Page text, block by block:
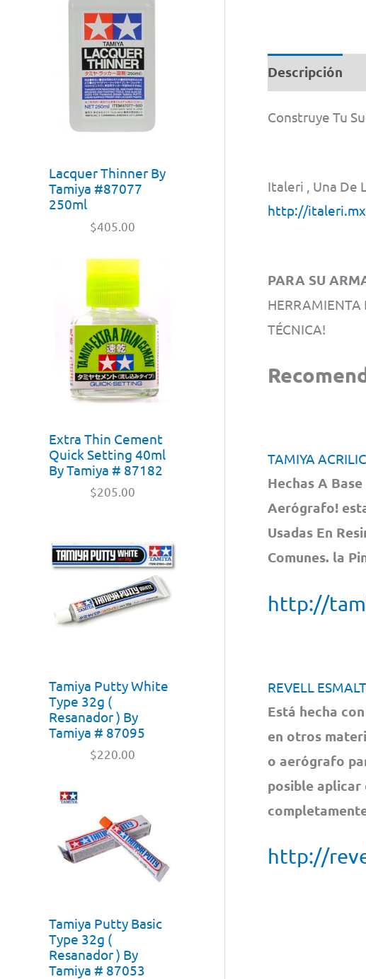
Lacquer Thinner By
Tamiya #87077
250ml
$405.00
Extra Thin Cement
Quick Setting 40ml
By Tamiya # 87182
$205.00
Tamiya Putty White
Type 32g (
Resanador ) By
Tamiya # 87095
$220.00
Tamiya Putty Basic
Type 32g (
Resanador ) By
Tamiya # 87053
Descripción
Construye Tu
Italeri , Una De
http://italeri.mx
PARA SU
TÉCNICA!
TAMIYA
Hechas A
Aerógrafo!
Usadas En
Comunes. la
http://
REVELL
Está hecha
en otros
o aerógrafo
posible aplicar
http://